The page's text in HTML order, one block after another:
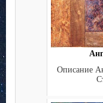
Описание